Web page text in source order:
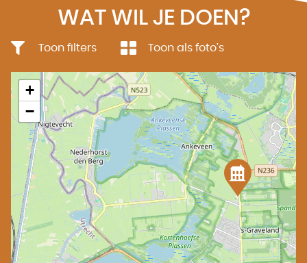
WAT WIL JE DOEN?
Toon filters Toon als foto’s
+
−